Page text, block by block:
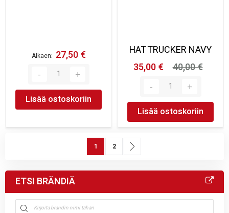
Alkaen 27,50 €
Lisää ostoskoriin
HAT TRUCKER NAVY
35,00 €
40,00 €
Lisää ostoskoriin
SivuYou're currently reading page
1 Sivu
2
ETSI BRÄNDIÄ